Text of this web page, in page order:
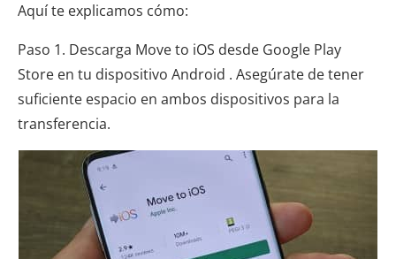
Aquí te explicamos cómo:
Paso 1. Descarga Move to iOS desde Google Play
Store en tu dispositivo Android . Asegúrate de tener
suficiente espacio en ambos dispositivos para la
transferencia.